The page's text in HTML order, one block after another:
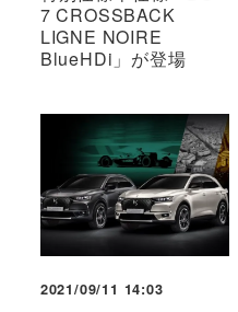
7 CROSSBACK
LIGNE NOIRE
BlueHDi」が登場
2021/09/11 14:03